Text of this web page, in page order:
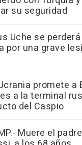
su seguridad
Uche se
por una grave
promete a
a la terminal
del Caspio
Muere el